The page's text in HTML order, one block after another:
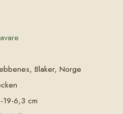
Blaker, Norge
19-6,3 cm